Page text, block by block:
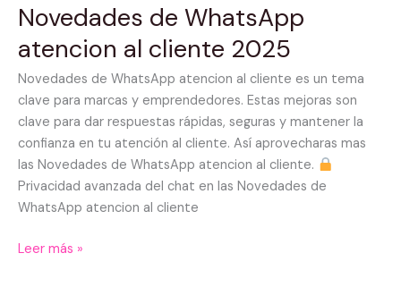
Novedades de WhatsApp
atencion al cliente 2025
Novedades de WhatsApp atencion al cliente es un tema
clave para marcas y emprendedores. Estas mejoras son
clave para dar respuestas rápidas, seguras y mantener la
confianza en tu atención al cliente. Así aprovecharas mas
las Novedades de WhatsApp atencion al cliente.
Privacidad avanzada del chat en las Novedades de
WhatsApp atencion al cliente
Novedades
WhatsApp
atencion
al
cliente
2025
Leer más »